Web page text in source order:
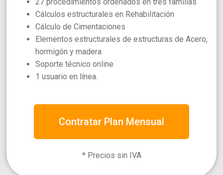
Cálculos estructurales en Rehabilitación
Cálculo de Cimentaciones
Elementos estructurales de estructuras de Acero,
hormigón y madera
Soporte técnico online
1 usuario en línea.
Contratar Plan Mensual
* Precios sin IVA